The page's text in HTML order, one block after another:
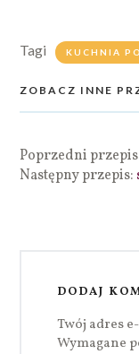
Tagi KUCHNIA
ZOBACZ INNE
Poprzedni
Następny przepis:
DODAJ
Twój adres
Wymagane